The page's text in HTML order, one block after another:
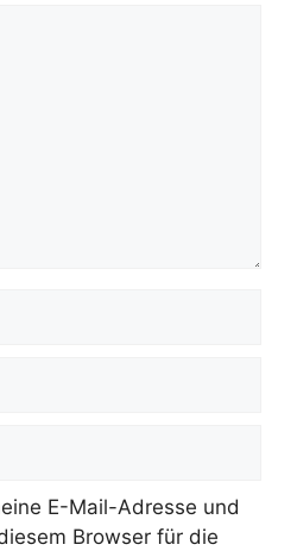
E-Mail-Adresse und
Browser für die